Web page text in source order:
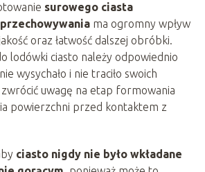
surowego ciasta
ma ogromny wpływ
oraz łatwość dalszej obróbki.
lodówki ciasto należy odpowiednio
wysychało i nie traciło swoich
zwrócić uwagę na etap formowania
powierzchni przed kontaktem z
ciasto nigdy nie było wkładane